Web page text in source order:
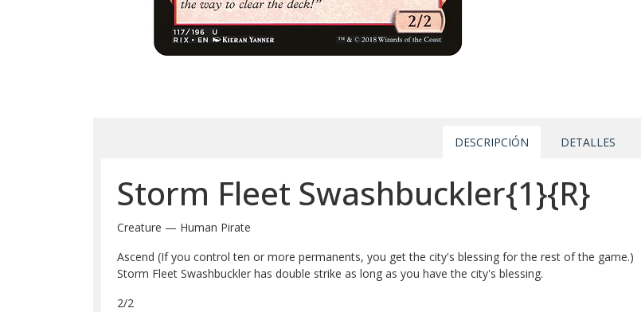
DESCRIPCIÓN DETALLES
Storm Fleet Swashbuckler{1}{R}
Creature — Human Pirate
Ascend (If you control ten or more permanents, you get the city's blessing for the rest of the game.)
Storm Fleet Swashbuckler has double strike as long as you have the city's blessing.
2/2